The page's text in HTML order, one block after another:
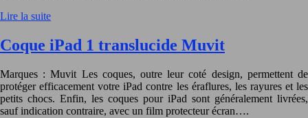
Lire la suite
Coque iPad 1 translucide Muvit
Marques : Muvit Les coques, outre leur coté design, permettent de
protéger efficacement votre iPad contre les éraflures, les rayures et les
petits chocs. Enfin, les coques pour iPad sont généralement livrées,
sauf indication contraire, avec un film protecteur écran….